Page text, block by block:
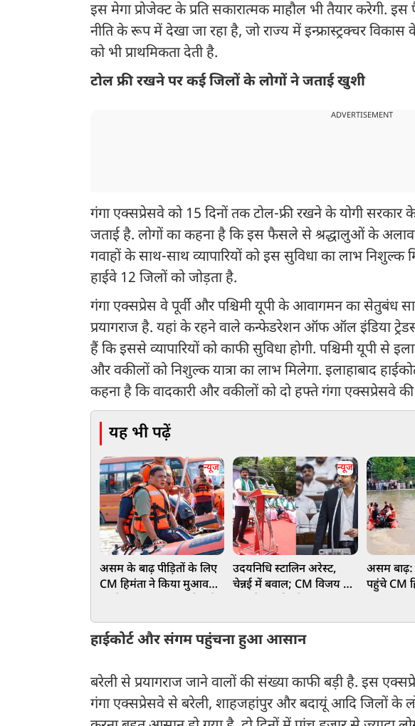
इस मेगा प्रोजेक्ट के प्रति सकारात्मक माहौल भी तैयार करेगी.
नीति के रूप में देखा जा रहा है, जो राज्य में इन्फ्रास्ट्रक्चर
को भी प्राथमिकता देती है.
टोल फ्री रखने पर कई जिलों के लोगों ने जताई खुशी
ADVERTISEMENT
गंगा एक्सप्रेसवे को 15 दिनों तक टोल-फ्री रखने के योगी सरकार
जताई है. लोगों का कहना है कि इस फैसले से श्रद्धालुओं के अलावा
गवाहों के साथ-साथ व्यापारियों को इस सुविधा का लाभ निशुल्क
हाईवे 12 जिलों को जोड़ता है.
गंगा एक्सप्रेस वे पूर्वी और पश्चिमी यूपी के आवागमन का सेतुबंध
प्रयागराज है. यहां के रहने वाले कन्फेडरेशन ऑफ ऑल इंडिया
हैं कि इससे व्यापारियों को काफी सुविधा होगी. पश्चिमी यूपी से
और वकीलों को निशुल्क यात्रा का लाभ मिलेगा. इलाहाबाद
कहना है कि वादकारी और वकीलों को दो हफ्ते गंगा एक्सप्रेसवे
यह भी पढ़ें
न्यूज
असम के बाढ़ पीड़ितों के लिए
CM हिमंता ने किया मुआवजे
हजार
न्यूज
उदयनिधि स्टालिन अरेस्ट,
चेन्नई में बवाल; CM विजय का
असम
पहुंचे CM
हाईकोर्ट और संगम पहुंचना हुआ आसान
बरेली से प्रयागराज जाने वालों की संख्या काफी बड़ी है. इस
गंगा एक्सप्रेसवे से बरेली, शाहजहांपुर और बदायूं आदि जिलों के